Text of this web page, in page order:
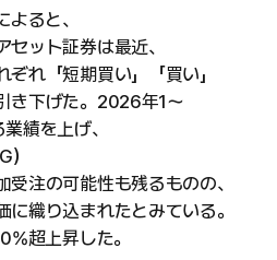
ると、
ット証券は最近、
れ「短期買い」「買い」
き下げた。2026年1〜
績を上げ、
注の可能性も残るものの、
織り込まれたとみている。
超上昇した。